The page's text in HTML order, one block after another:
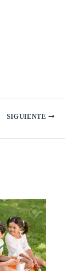
SIGUIENTE